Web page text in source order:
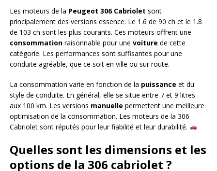
Les moteurs de la Peugeot 306 Cabriolet sont
principalement des versions essence. Le 1.6 de 90 ch et le 1.8
de 103 ch sont les plus courants. Ces moteurs offrent une
consommation raisonnable pour une voiture de cette
catégorie. Les performances sont suffisantes pour une
conduite agréable, que ce soit en ville ou sur route.
La consommation varie en fonction de la puissance et du
style de conduite. En général, elle se situe entre 7 et 9 litres
aux 100 km. Les versions manuelle permettent une meilleure
optimisation de la consommation. Les moteurs de la 306
Cabriolet sont réputés pour leur fiabilité et leur durabilité.
Quelles sont les dimensions et les
options de la 306 cabriolet ?